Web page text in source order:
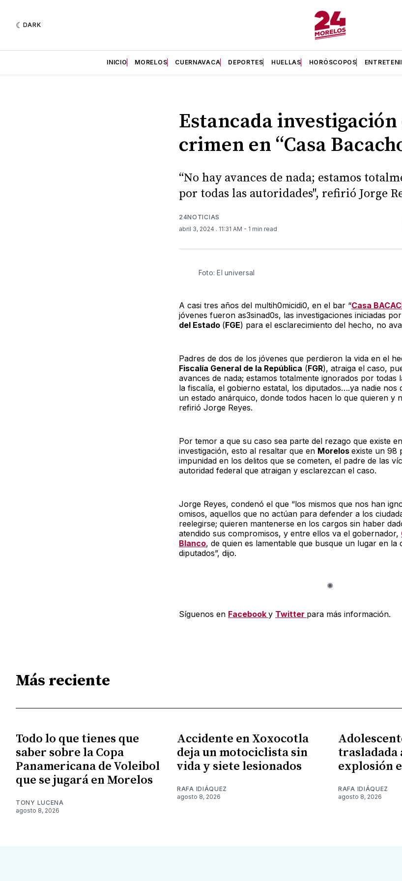
DARK
INICIO MORELOS CUERNAVACA DEPORTES HUELLAS HORÓSCOPOS
Estancada investigación
crimen en “Casa
“No hay avances de nada; estamos
por todas las autoridades", refirió Jorge
24NOTICIAS
abril 3, 2024 . 11:31 AM - 1 min read
Foto: El universal
A casi tres años del multih0micidi0, en el bar “Casa
jóvenes fueron as3sinad0s, las investigaciones iniciadas
del Estado (FGE) para el esclarecimiento del hecho, no
Padres de dos de los jóvenes que perdieron la vida en el
Fiscalía General de la República (FGR), atraiga el caso,
avances de nada; estamos totalmente ignorados por todas
la fiscalía, el gobierno estatal, los diputados….ya nadie nos
un estado anárquico, donde todos hacen lo que quieren y
refirió Jorge Reyes.
Por temor a que su caso sea parte del rezago que existe
investigación, esto al resaltar que en Morelos existe un 98
impunidad en los delitos que se cometen, el padre de las
autoridad federal que atraigan y esclarezcan el caso.
Jorge Reyes, condenó el que “los mismos que nos han
omisos, aquellos que no actúan para defender a los
reelegirse; quieren mantenerse en los cargos sin haber
atendido sus compromisos, y entre ellos va el gobernador,
Blanco, de quien es lamentable que busque un lugar en la
diputados”, dijo.
Síguenos en Facebook y Twitter para más información.
Más reciente
Todo lo que tienes que
saber sobre la Copa
Panamericana de Voleibol
que se jugará en Morelos
TONY LUCENA
agosto 8, 2026
Accidente en Xoxocotla
deja un motociclista sin
vida y siete lesionados
RAFA IDIÁQUEZ
agosto 8, 2026
trasladada
explosión
RAFA IDIÁQUEZ
agosto 8, 2026